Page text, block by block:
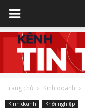
Trang chủ Kinh doanh
Kinh doanh Khởi nghiệp